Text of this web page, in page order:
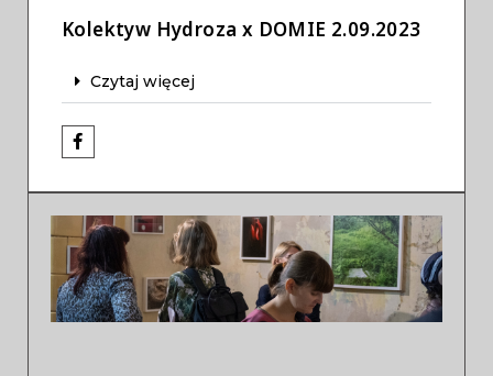
Kolektyw Hydroza x DOMIE 2.09.2023
Czytaj więcej